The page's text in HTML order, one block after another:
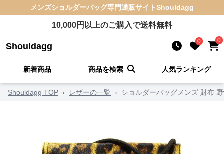
メンズショルダーバッグ専門通販サイトShouldagg
10,000円以上のご購入で送料無料
Shouldagg 0 0
新着商品 商品を検索 人気ランキング
Shouldagg TOP › レザーの一覧 › ショルダーバッグメンズ 財布